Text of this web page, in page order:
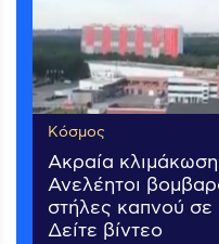
Κόσμος
Ακραία
Ανελέητοι
στήλες καπνού σε
Δείτε βίντεο